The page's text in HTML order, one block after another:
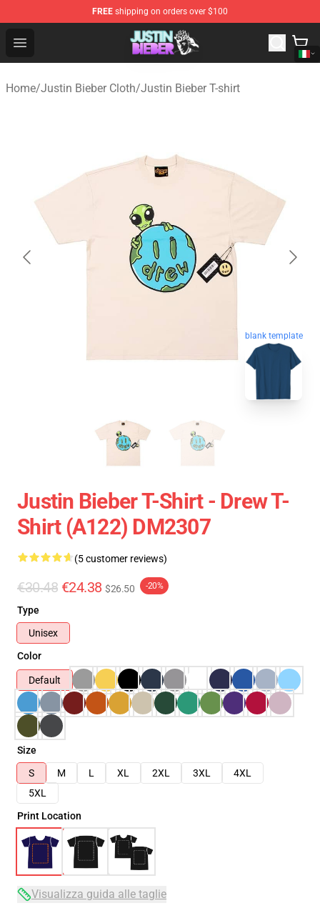
FREE shipping on orders over $100
Open menu
Justin Bieber Store - Official Justin Bieber Merchandise
Home/Justin Bieber Cloth/Justin Bieber T-shirt
blank template
Justin Bieber T-Shirt - Drew T-
Shirt (A122) DM2307
(5 customer reviews)
€30.48 €24.38 $26.50 -20%
Type
Unisex
Color
Default
Size
S
M L XL 2XL 3XL
4XL
5XL
Print Location
Visualizza guida alle taglie